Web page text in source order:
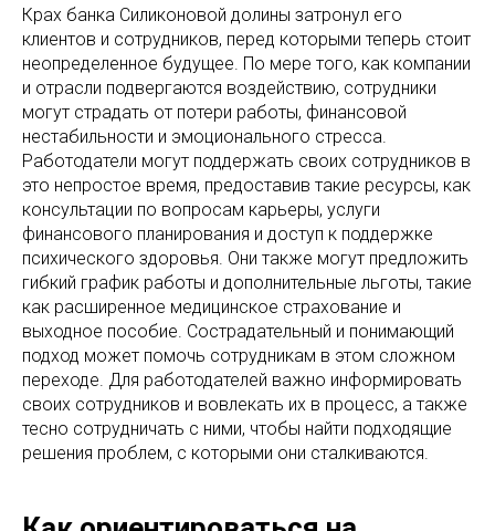
Крах банка Силиконовой долины затронул его
клиентов и сотрудников, перед которыми теперь стоит
неопределенное будущее. По мере того, как компании
и отрасли подвергаются воздействию, сотрудники
могут страдать от потери работы, финансовой
нестабильности и эмоционального стресса.
Работодатели могут поддержать своих сотрудников в
это непростое время, предоставив такие ресурсы, как
консультации по вопросам карьеры, услуги
финансового планирования и доступ к поддержке
психического здоровья. Они также могут предложить
гибкий график работы и дополнительные льготы, такие
как расширенное медицинское страхование и
выходное пособие. Сострадательный и понимающий
подход может помочь сотрудникам в этом сложном
переходе. Для работодателей важно информировать
своих сотрудников и вовлекать их в процесс, а также
тесно сотрудничать с ними, чтобы найти подходящие
решения проблем, с которыми они сталкиваются.